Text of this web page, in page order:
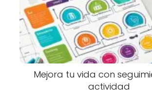
Mejora tu vida con
actividad